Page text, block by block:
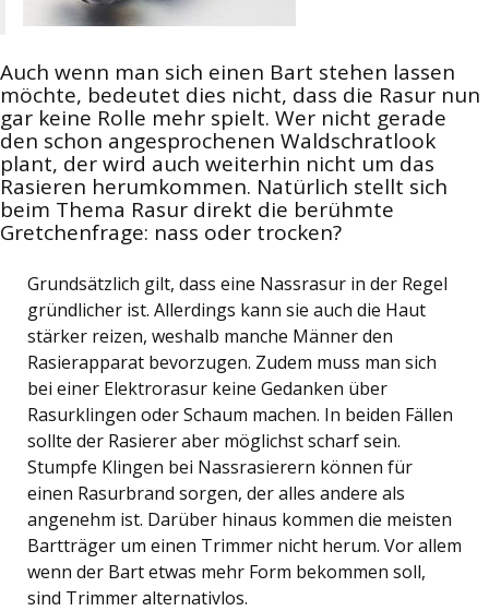
Auch wenn man sich einen Bart stehen lassen
möchte, bedeutet dies nicht, dass die Rasur nun
gar keine Rolle mehr spielt. Wer nicht gerade
den schon angesprochenen Waldschratlook
plant, der wird auch weiterhin nicht um das
Rasieren herumkommen. Natürlich stellt sich
beim Thema Rasur direkt die berühmte
Gretchenfrage: nass oder trocken?
Grundsätzlich gilt, dass eine Nassrasur in der Regel
gründlicher ist. Allerdings kann sie auch die Haut
stärker reizen, weshalb manche Männer den
Rasierapparat bevorzugen. Zudem muss man sich
bei einer Elektrorasur keine Gedanken über
Rasurklingen oder Schaum machen. In beiden Fällen
sollte der Rasierer aber möglichst scharf sein.
Stumpfe Klingen bei Nassrasierern können für
einen Rasurbrand sorgen, der alles andere als
angenehm ist. Darüber hinaus kommen die meisten
Bartträger um einen Trimmer nicht herum. Vor allem
wenn der Bart etwas mehr Form bekommen soll,
sind Trimmer alternativlos.